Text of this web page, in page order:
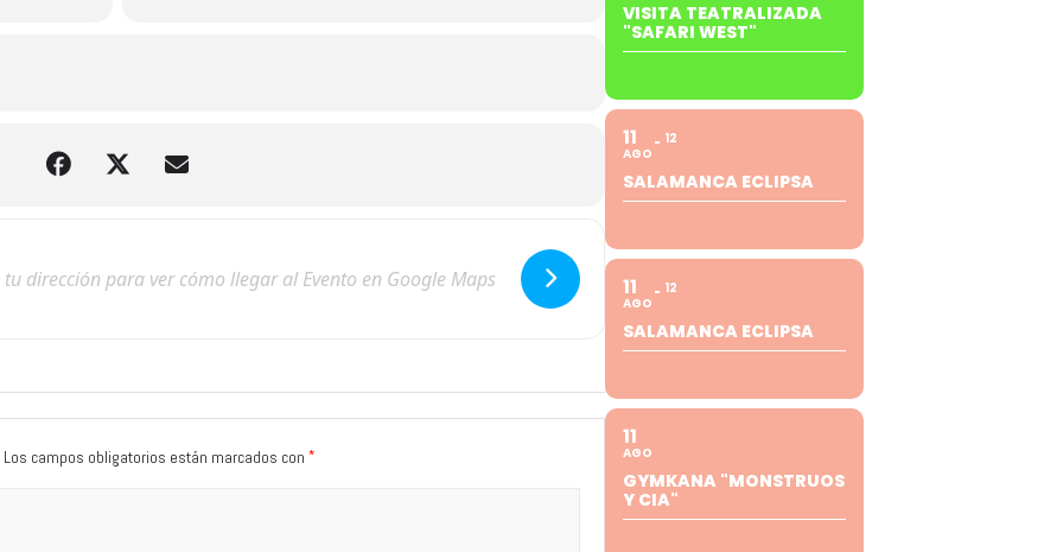
Los campos obligatorios están marcados con *
VISITA TEATRALIZADA
"SAFARI WEST"
11
AGO
12
SALAMANCA ECLIPSA
11
AGO
12
SALAMANCA ECLIPSA
11
AGO
GYMKANA "MONSTRUOS
Y CIA"